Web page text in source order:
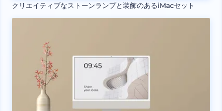
クリエイティブなストーンランプと装飾のあるiMacセット